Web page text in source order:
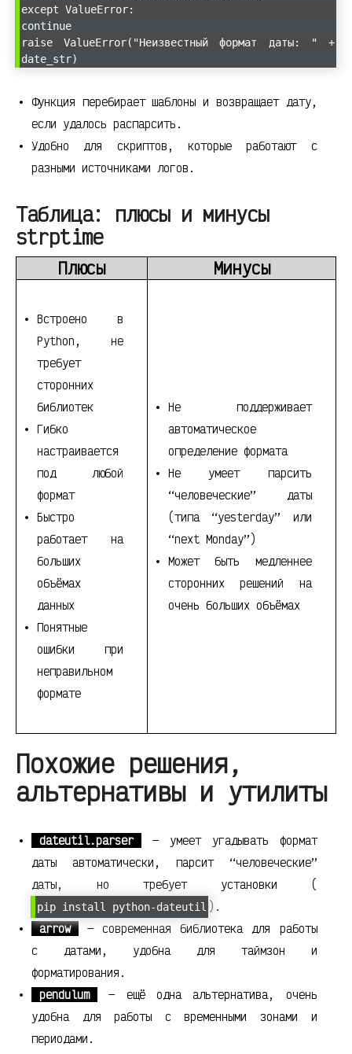
except ValueError:
continue
raise ValueError("Неизвестный формат даты: " +
date_str)
Функция перебирает шаблоны и возвращает дату,
если удалось распарсить.
Удобно для скриптов, которые работают с
разными источниками логов.
Таблица: плюсы и минусы
strptime
Плюсы Минусы
Встроено в
Python, не
требует
сторонних
библиотек
Гибко
настраивается
под любой
формат
Быстро
работает на
больших
объёмах
данных
Понятные
ошибки при
неправильном
формате
Не поддерживает
автоматическое
определение формата
Не умеет парсить
“человеческие” даты
(типа “yesterday” или
“next Monday”)
Может быть медленнее
сторонних решений на
очень больших объёмах
Похожие решения,
альтернативы и утилиты
dateutil.parser
— умеет угадывать формат
даты автоматически, парсит “человеческие”
даты, но требует установки (
pip install python-dateutil ).
arrow
— современная библиотека для работы
с датами, удобна для таймзон и
форматирования.
pendulum
— ещё одна альтернатива, очень
удобна для работы с временными зонами и
периодами.